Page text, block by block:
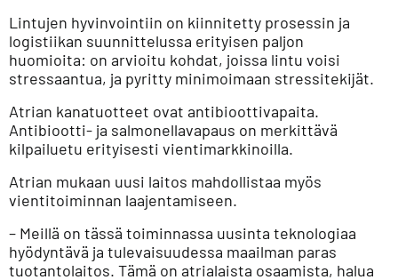
Lintujen hyvinvointiin on kiinnitetty prosessin ja
logistiikan suunnittelussa erityisen paljon
huomioita: on arvioitu kohdat, joissa lintu voisi
stressaantua, ja pyritty minimoimaan stressitekijät.
Atrian kanatuotteet ovat antibioottivapaita.
Antibiootti- ja salmonellavapaus on merkittävä
kilpailuetu erityisesti vientimarkkinoilla.
Atrian mukaan uusi laitos mahdollistaa myös
vientitoiminnan laajentamiseen.
– Meillä on tässä toiminnassa uusinta teknologiaa
hyödyntävä ja tulevaisuudessa maailman paras
tuotantolaitos. Tämä on atrialaista osaamista, halua